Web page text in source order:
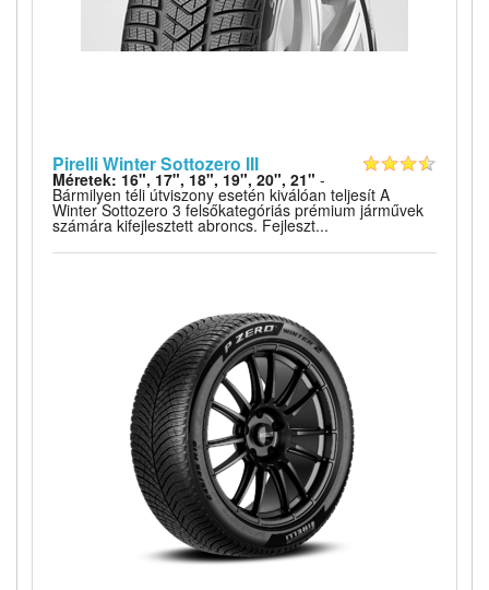
Pirelli Winter Sottozero III
Méretek: 16", 17", 18", 19", 20", 21" -
Bármilyen téli útviszony esetén kiválóan teljesít A
Winter Sottozero 3 felsőkategóriás prémium járművek
számára kifejlesztett abroncs. Fejleszt...